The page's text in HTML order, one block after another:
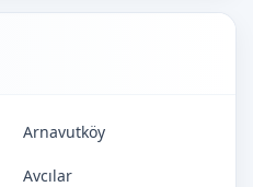
Arnavutköy
Avcılar